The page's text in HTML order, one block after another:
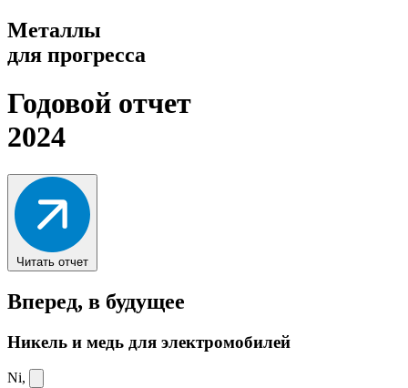
Металлы
для прогресса
Годовой отчет
2024
Читать отчет
Вперед, в будущее
Никель и медь для электромобилей
Ni,